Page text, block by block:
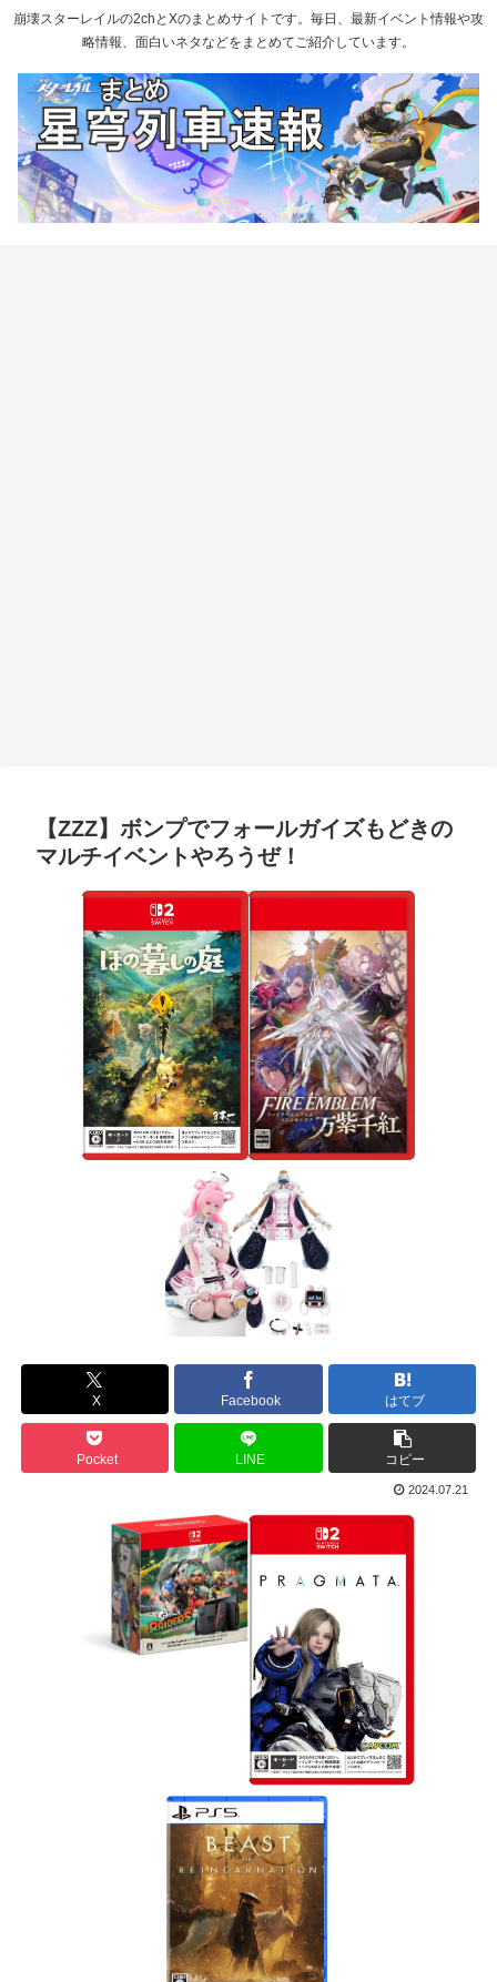
崩壊スターレイルの2chとXのまとめサイトです。毎日、最新イベント情報や攻
略情報、面白いネタなどをまとめてご紹介しています。
【ZZZ】ボンプでフォールガイズもどきの
マルチイベントやろうぜ！
X Facebook はてブ
Pocket LINE コピー
2024.07.21